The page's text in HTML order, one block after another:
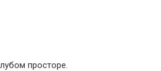
просторе.